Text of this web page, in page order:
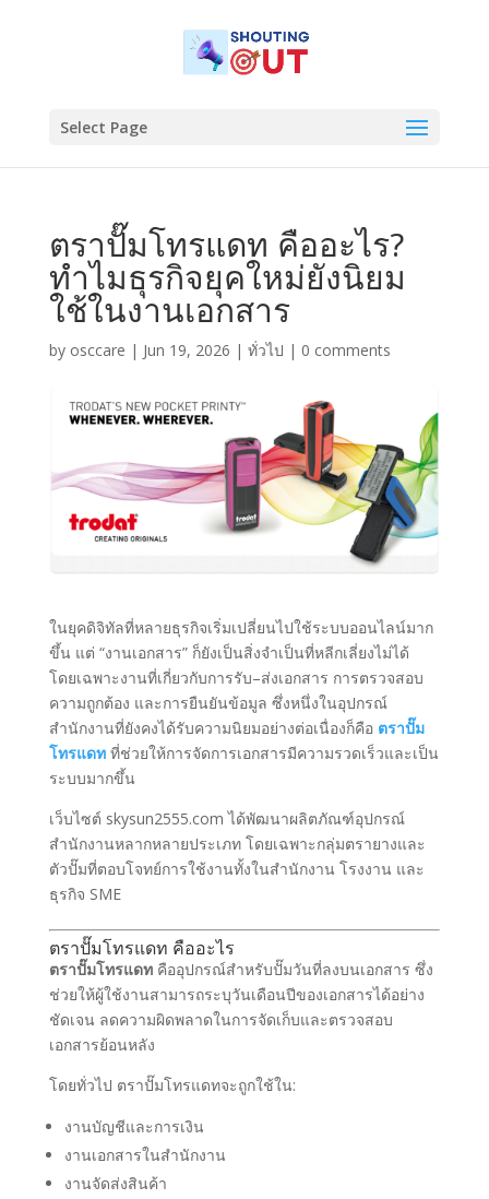
Select Page
ตราปั๊มโทรแดท คืออะไร?
ทำไมธุรกิจยุคใหม่ยังนิยม
ใช้ในงานเอกสาร
by osccare | Jun 19, 2026 | ทั่วไป | 0 comments
ในยุคดิจิทัลที่หลายธุรกิจเริ่มเปลี่ยนไปใช้ระบบออนไลน์มาก
ขึ้น แต่ “งานเอกสาร” ก็ยังเป็นสิ่งจำเป็นที่หลีกเลี่ยงไม่ได้
โดยเฉพาะงานที่เกี่ยวกับการรับ–ส่งเอกสาร การตรวจสอบ
ความถูกต้อง และการยืนยันข้อมูล ซึ่งหนึ่งในอุปกรณ์
สำนักงานที่ยังคงได้รับความนิยมอย่างต่อเนื่องก็คือ ตราปั๊ม
โทรแดทที่ช่วยให้การจัดการเอกสารมีความรวดเร็วและเป็น
ระบบมากขึ้น
เว็บไซต์ skysun2555.com ได้พัฒนาผลิตภัณฑ์อุปกรณ์
สำนักงานหลากหลายประเภท โดยเฉพาะกลุ่มตรายางและ
ตัวปั๊มที่ตอบโจทย์การใช้งานทั้งในสำนักงาน โรงงาน และ
ธุรกิจ SME
ตราปั๊มโทรแดท คืออะไร
ตราปั๊มโทรแดทคืออุปกรณ์สำหรับปั๊มวันที่ลงบนเอกสาร ซึ่ง
ช่วยให้ผู้ใช้งานสามารถระบุวันเดือนปีของเอกสารได้อย่าง
ชัดเจน ลดความผิดพลาดในการจัดเก็บและตรวจสอบ
เอกสารย้อนหลัง
โดยทั่วไป ตราปั๊มโทรแดทจะถูกใช้ใน:
งานบัญชีและการเงิน
งานเอกสารในสำนักงาน
งานจัดส่งสินค้า